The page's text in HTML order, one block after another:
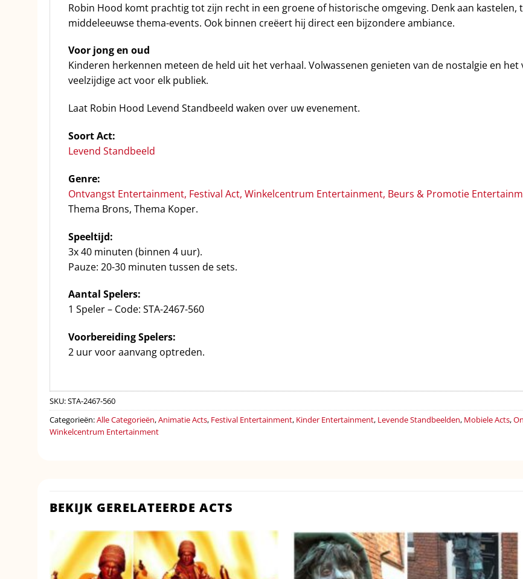
Robin Hood komt prachtig tot zijn recht in een groene of historische omgeving. Denk aan kastelen,
middeleeuwse thema-events. Ook binnen creëert hij direct een bijzondere ambiance.
Voor jong en oud
Kinderen herkennen meteen de held uit het verhaal. Volwassenen genieten van de nostalgie en het
veelzijdige act voor elk publiek.
Laat Robin Hood Levend Standbeeld waken over uw evenement.
Soort Act:
Levend Standbeeld
Genre:
Ontvangst Entertainment, Festival Act, Winkelcentrum Entertainment, Beurs & Promotie
Thema Brons, Thema Koper.
Speeltijd:
3x 40 minuten (binnen 4 uur).
Pauze: 20-30 minuten tussen de sets.
Aantal Spelers:
1 Speler – Code: STA-2467-560
Voorbereiding Spelers:
2 uur voor aanvang optreden.
SKU:STA-2467-560
Categorieën:Alle Categorieën,Animatie Acts, Festival Entertainment, Kinder Entertainment, Levende Standbeelden, Mobiele Acts,
Winkelcentrum Entertainment
BEKIJK GERELATEERDE ACTS